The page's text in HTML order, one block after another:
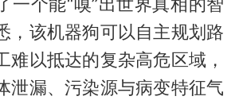
一个能“嗅”出世界真相的智
，该机器狗可以自主规划路
难以抵达的复杂高危区域，
泄漏、污染源与病变特征气